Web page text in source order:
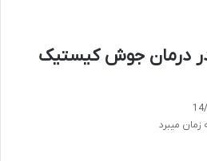
درمان جوش کیستیک